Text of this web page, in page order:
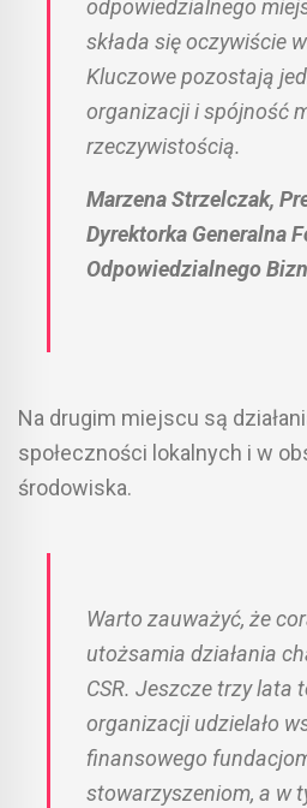
odpowiedzialnego
składa się oczywiście
Kluczowe pozostają
organizacji i spójność
rzeczywistością.
Marzena Strzelczak,
Dyrektorka Generalna
Odpowiedzialnego
Na drugim miejscu są
społeczności lokalnych i w
środowiska.
Warto zauważyć, że
utożsamia działania
CSR. Jeszcze trzy lata
organizacji udzielało
finansowego
stowarzyszeniom, a w